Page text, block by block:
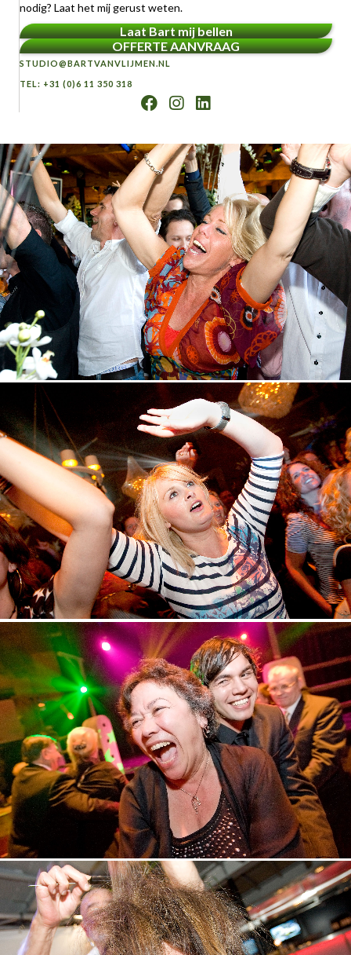
nodig? Laat het mij gerust weten.
Laat Bart mij bellen
OFFERTE AANVRAAG
STUDIO@BARTVANVLIJMEN.NL
TEL: +31 (0)6 11 350 318